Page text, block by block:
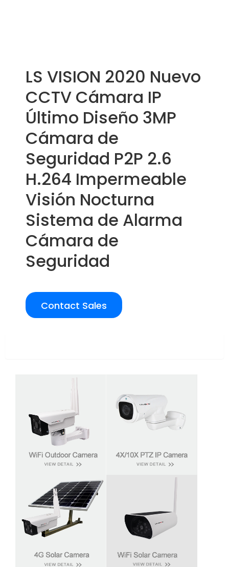
LS VISION 2020 Nuevo
CCTV Cámara IP
Último Diseño 3MP
Cámara de
Seguridad P2P 2.6
H.264 Impermeable
Visión Nocturna
Sistema de Alarma
Cámara de
Seguridad
Contact Sales